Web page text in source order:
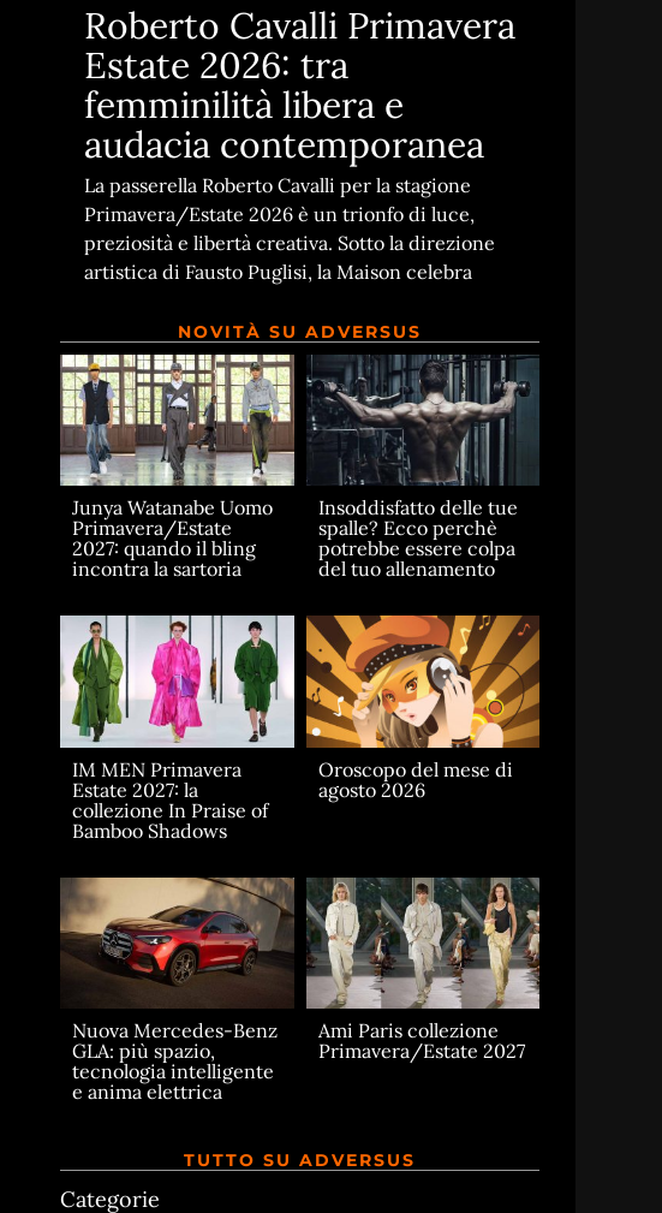
Roberto Cavalli Primavera
Estate 2026: tra
femminilità libera e
audacia contemporanea
La passerella Roberto Cavalli per la stagione
Primavera/Estate 2026 è un trionfo di luce,
preziosità e libertà creativa. Sotto la direzione
artistica di Fausto Puglisi, la Maison celebra
NOVITÀ SU ADVERSUS
Junya Watanabe Uomo
Primavera/Estate
2027: quando il bling
incontra la sartoria
Insoddisfatto delle tue
spalle? Ecco perchè
potrebbe essere colpa
del tuo allenamento
IM MEN Primavera
Estate 2027: la
collezione In Praise of
Bamboo Shadows
Oroscopo del mese di
agosto 2026
Nuova Mercedes-Benz
GLA: più spazio,
tecnologia intelligente
e anima elettrica
Ami Paris collezione
Primavera/Estate 2027
TUTTO SU ADVERSUS
Categorie